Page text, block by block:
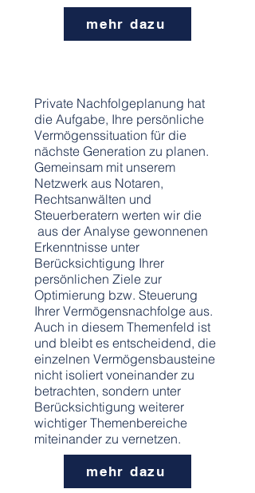
mehr dazu
Private Nachfolgeplanung hat
die Aufgabe, Ihre persönliche
Vermögenssituation für die
nächste Generation zu planen.
Gemeinsam mit unserem
Netzwerk aus Notaren,
Rechtsanwälten und
Steuerberatern werten wir die
aus der Analyse gewonnenen
Erkenntnisse unter
Berücksichtigung Ihrer
persönlichen Ziele zur
Optimierung bzw. Steuerung
Ihrer Vermögensnachfolge aus.
Auch in diesem Themenfeld ist
und bleibt es entscheidend, die
einzelnen Vermögensbausteine
nicht isoliert voneinander zu
betrachten, sondern unter
Berücksichtigung weiterer
wichtiger Themenbereiche
miteinander zu vernetzen.
mehr dazu